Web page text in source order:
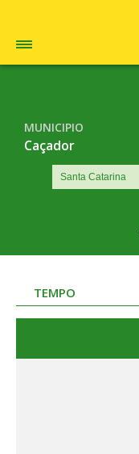
MUNICIPIO
Caçador
TEMPO